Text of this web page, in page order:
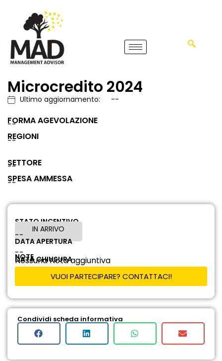
Microcredito 2024
Ultimo aggiornamento: --
FORMA AGEVOLAZIONE
--
REGIONI
--
SETTORE
--
SPESA AMMESSA
--
STATO INCENTIVO
IN ARRIVO
DATA APERTURA
DATA CHIUSURA
--
--
NOTE
Nessuna Nota aggiuntiva
VUOI PARTECIPARE? CONTATTACI!
Condividi scheda informativa